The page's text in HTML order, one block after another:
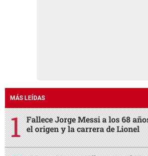
MÁS LEÍDAS
Fallece Jorge Messi a los 68
el origen y la carrera de Lionel